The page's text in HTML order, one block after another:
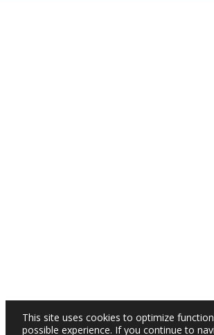
This site uses cookies to optimize
possible experience. If you continue to